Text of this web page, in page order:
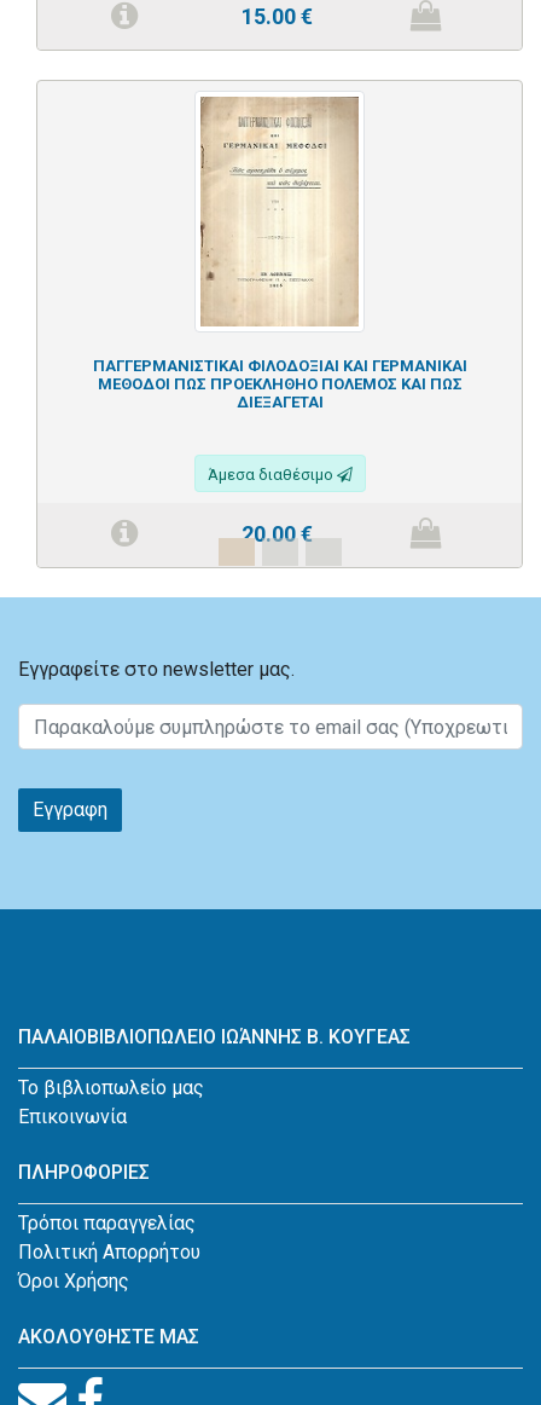
15.00€
ΠΑΓΓΕΡΜΑΝΙΣΤΙΚΑΙ ΦΙΛΟΔΟΞΙΑΙ ΚΑΙ ΓΕΡΜΑΝΙΚΑΙ
ΜΕΘΟΔΟΙ ΠΩΣ ΠΡΟΕΚΛΗΘΗΟ ΠΟΛΕΜΟΣ ΚΑΙ ΠΩΣ
ΔΙΕΞΑΓΕΤΑΙ
Άμεσα διαθέσιμο
20.00€
Εγγραφείτε στο newsletter μας.
Εγγραφη
ΠΑΛΑΙΟΒΙΒΛΙΟΠΩΛΕΙΟ ΙΩΆΝΝΗΣ Β. ΚΟΥΓΕΑΣ
Το βιβλιοπωλείο μας
Επικοινωνία
ΠΛΗΡΟΦΟΡΙΕΣ
Τρόποι παραγγελίας
Πολιτική Απορρήτου
Όροι Χρήσης
ΑΚΟΛΟΥΘΗΣΤΕ ΜΑΣ